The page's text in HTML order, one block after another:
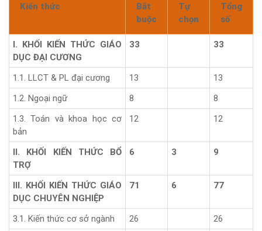
Kiến thức
Bắt
buộc
Tự
chọn
Tổng
số
I. KHỐI KIẾN THỨC GIÁO
DỤC ĐẠI CƯƠNG
33 33
1.1. LLCT & PL đại cương 13
13
1.2. Ngoại ngữ
8
8
1.3. Toán và khoa học cơ
bản
12 12
II. KHỐI KIẾN THỨC BỔ
TRỢ
6 3 9
III. KHỐI KIẾN THỨC GIÁO
DỤC CHUYÊN NGHIỆP
71 6 77
3.1. Kiến thức cơ sở ngành 26
26